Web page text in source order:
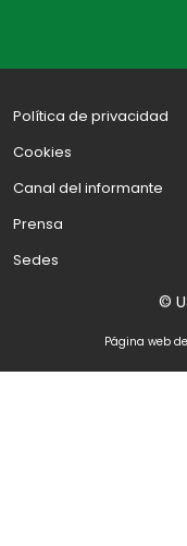
Política de privacidad
Cookies
Canal del informante
Prensa
Sedes
©
Página web